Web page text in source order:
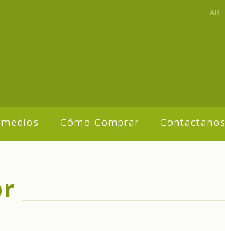
AR
Cómo Comprar Contactanos